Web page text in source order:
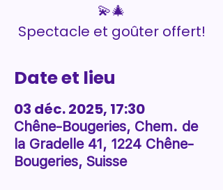
💫🎄
Spectacle et goûter offert!
Date et lieu
03 déc. 2025, 17:30
Chêne-Bougeries, Chem. de
la Gradelle 41, 1224 Chêne-
Bougeries, Suisse